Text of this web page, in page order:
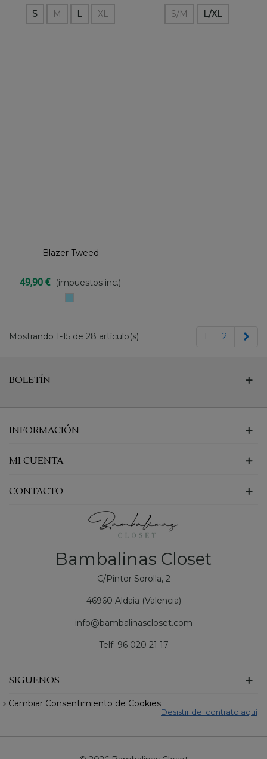
S
M L XL
S/M
L/XL
Blazer Tweed
49,90 € (impuestos inc.)
AZUL
Mostrando 1-15 de 28 artículo(s) 1 2
BOLETÍN
INFORMACIÓN
MI CUENTA
CONTACTO
Bambalinas Closet
C/Pintor Sorolla, 2
46960 Aldaia (Valencia)
info@bambalinascloset.com
Telf: 96 020 21 17
SIGUENOS
Cambiar Consentimiento de Cookies
Desistir del contrato aquí